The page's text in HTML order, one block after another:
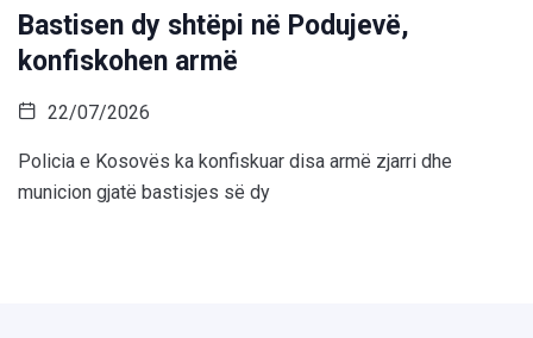
Bastisen dy shtëpi në Podujevë,
konfiskohen armë
22/07/2026
Policia e Kosovës ka konfiskuar disa armë zjarri dhe
municion gjatë bastisjes së dy